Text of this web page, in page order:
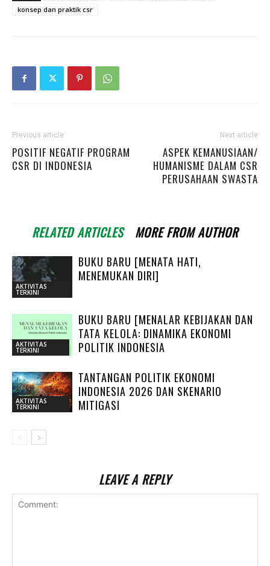
konsep dan praktik csr
Previous article
POSITIF NEGATIF PROGRAM
CSR DI INDONESIA
Next article
ASPEK KEMANUSIAAN/
HUMANISME DALAM CSR
PERUSAHAAN SWASTA
RELATED ARTICLES MORE FROM AUTHOR
AKTIVITAS
TERKINI
BUKU BARU [MENATA HATI,
MENEMUKAN DIRI]
AKTIVITAS
TERKINI
BUKU BARU [MENALAR KEBIJAKAN DAN
TATA KELOLA: DINAMIKA EKONOMI
POLITIK INDONESIA
AKTIVITAS
TERKINI
TANTANGAN POLITIK EKONOMI
INDONESIA 2026 DAN SKENARIO
MITIGASI
LEAVE A REPLY